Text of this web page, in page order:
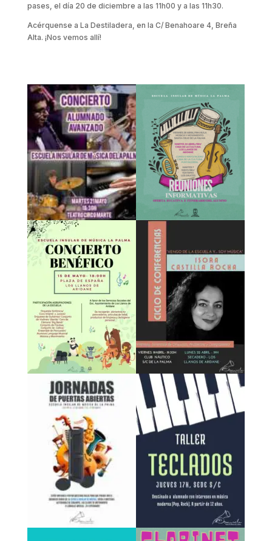
pases, el día 20 de diciembre a las 11h00 y a las 11h30.
Acérquense a La Destiladera, en la C/ Benahoare 4, Breña
Alta. ¡Nos vemos allí!